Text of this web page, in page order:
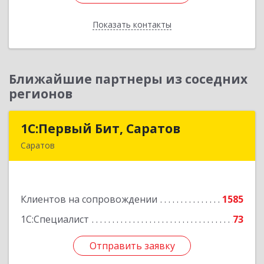
Показать контакты
Назад
Ближайшие партнеры из соседних
регионов
1С:Первый Бит, Саратов
Саратов
Клиентов на сопровождении
1585
1С:Специалист
73
Отправить заявку
1С:Первый Бит, Саратов
Подробнее
Отправить заявку